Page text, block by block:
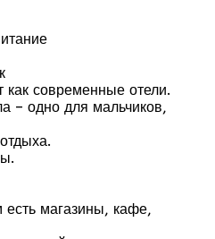
современные отели.
– одно для мальчиков,
магазины, кафе,